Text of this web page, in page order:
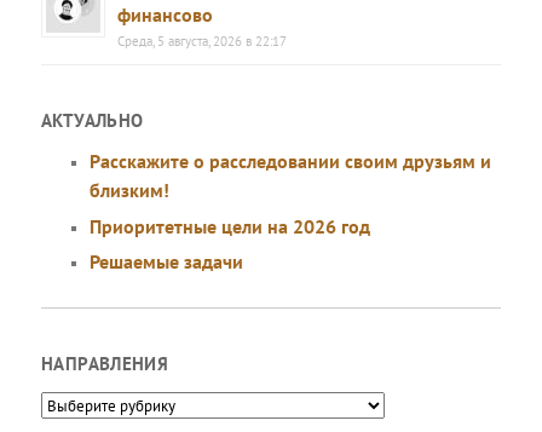
финансово
Среда, 5 августа, 2026 в 22:17
АКТУАЛЬНО
Расскажите о расследовании своим друзьям и
близким!
Приоритетные цели на 2026 год
Решаемые задачи
НАПРАВЛЕНИЯ
Направления